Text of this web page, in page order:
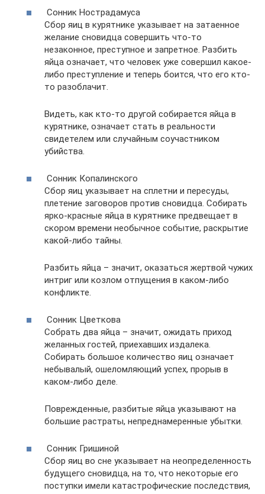
Сонник Нострадамуса
Сбор яиц в курятнике указывает на затаенное
желание сновидца совершить что-то
незаконное, преступное и запретное. Разбить
яйца означает, что человек уже совершил какое-
либо преступление и теперь боится, что его кто-
то разоблачит.
Видеть, как кто-то другой собирается яйца в
курятнике, означает стать в реальности
свидетелем или случайным соучастником
убийства.
Сонник Копалинского
Сбор яиц указывает на сплетни и пересуды,
плетение заговоров против сновидца. Собирать
ярко-красные яйца в курятнике предвещает в
скором времени необычное событие, раскрытие
какой-либо тайны.
Разбить яйца – значит, оказаться жертвой чужих
интриг или козлом отпущения в каком-либо
конфликте.
Сонник Цветкова
Собрать два яйца – значит, ожидать приход
желанных гостей, приехавших издалека.
Собирать большое количество яиц означает
небывалый, ошеломляющий успех, прорыв в
каком-либо деле.
Поврежденные, разбитые яйца указывают на
большие растраты, непреднамеренные убытки.
Сонник Гришиной
Сбор яиц во сне указывает на неопределенность
будущего сновидца, на то, что некоторые его
поступки имели катастрофические последствия,